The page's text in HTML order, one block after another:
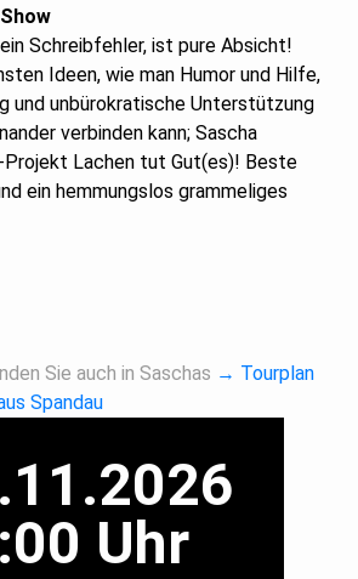
Schreibfehler, ist pure Absicht!
Ideen, wie man Humor und Hilfe,
und unbürokratische Unterstützung
verbinden kann; Sascha
Projekt Lachen tut Gut(es)! Beste
ein hemmungslos grammeliges
Sie auch in Saschas → Tourplan
Spandau
Uhr